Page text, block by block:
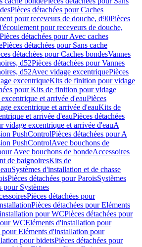
Pièces détachées pour Caches
pour receveurs de douche, d90Pièces
pour receveurs de douche,
Pièces détachées pour Avec caches
Pièces détachées pour Sans cache
détachées pour Caches bondesVannes
d52Pièces détachées pour Vannes
d52Avec vidage excentriquePièces
excentriqueKits de finition pour vidage
pour Kits de finition pour vidage
et arrivée d'eauPièces
excentrique et arrivée d'eauKits de
et arrivée d'eauPièces détachées
excentrique et arrivée d'eauA
PushControlPièces détachées pour A
PushControlAvec bouchons de
Avec bouchons de bondeAccessoires
de baignoiresKits de
Systèmes d'installation et de chasse
Pièces détachées pour ParoisSystèmes
pour Systèmes
Pièces détachées pour
Pièces détachées pour Eléments
pour WCPièces détachées pour
WCEléments d'installation pour
pour Eléments d'installation pour
pour bidetsPièces détachées pour